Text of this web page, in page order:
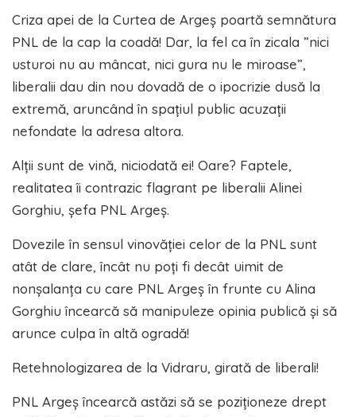
Criza apei de la Curtea de Argeș poartă semnătura
PNL de la cap la coadă! Dar, la fel ca în zicala ”nici
usturoi nu au mâncat, nici gura nu le miroase”,
liberalii dau din nou dovadă de o ipocrizie dusă la
extremă, aruncând în spațiul public acuzații
nefondate la adresa altora.
Alții sunt de vină, niciodată ei! Oare? Faptele,
realitatea îi contrazic flagrant pe liberalii Alinei
Gorghiu, șefa PNL Argeș.
Dovezile în sensul vinovăției celor de la PNL sunt
atât de clare, încât nu poți fi decât uimit de
nonșalanța cu care PNL Argeș în frunte cu Alina
Gorghiu încearcă să manipuleze opinia publică și să
arunce culpa în altă ogradă!
Retehnologizarea de la Vidraru, girată de liberali!
PNL Argeș încearcă astăzi să se poziționeze drept